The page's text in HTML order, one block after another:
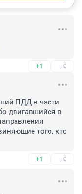
+1 –0
ПДД в части
двигавшийся в
того, кто
+1 –0